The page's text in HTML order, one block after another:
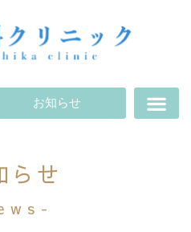
お知らせ
らせ